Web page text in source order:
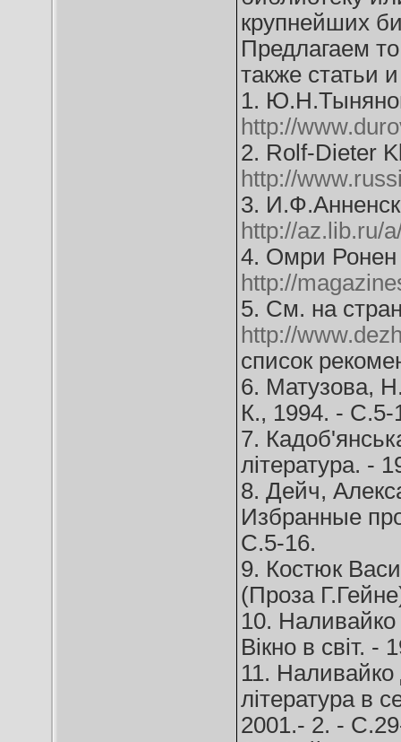
крупнейших
Предлагаем
также статьи
1.
http://
2. Rolf-Dieter
http://
3.
http://az.lib.ru/
4. Омри Ронен
http://
5. См. на
http://
список
6. Матузова, Н.
К., 1994. - С.5-
7.
література. -
8. Дейч,
Избранные
С.5-16.
9. Костюк
(Проза
10.
Вікно в світ.
11. Наливайко
література в
2001.- 2. -